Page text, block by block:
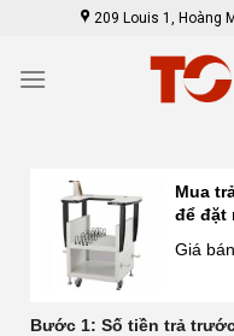
content
209 Louis 1, Hoàng
Mua
để đặt
Giá
Bước 1: Số tiền trả